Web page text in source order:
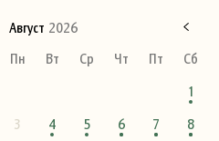
Август 2026
Пн
Вт Ср Чт Пт Сб
1
3
4 5 6 7 8